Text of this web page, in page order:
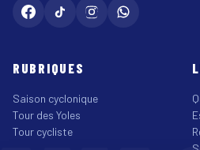
RUBRIQUES
Saison cyclonique
Tour des Yoles
Tour cycliste